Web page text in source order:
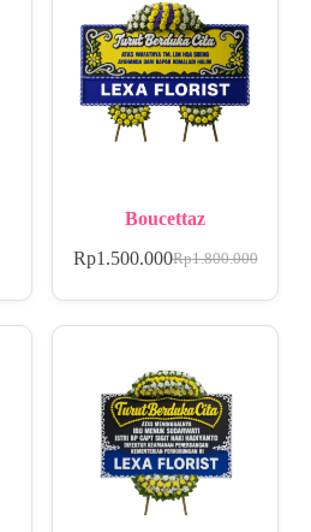
Boucettaz
Rp1.800.000
Rp1.500.000